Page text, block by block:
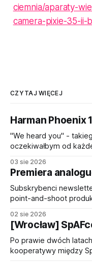
ciemnia/aparaty-
camera-pixie-35-ii-
CZYTAJ WIĘCEJ
Harman Phoenix
"We heard you" -
oczekiwałbym od
talking to you, Fuji!).
osób zakochanych w
200 - nawet po
03 sie 2026
Premiera
Subskrybenci
point-and-shoot
wcześniejszym
zostaje przesunięta na
pierwszej zapowiedzi
jest to szczególnie
02 sie 2026
[Wrocław]
Po prawie dwóch
kooperatywy między